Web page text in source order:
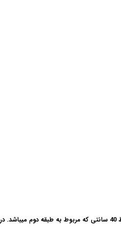
40 سانتی که مربوط به طبقه دوم میباشد.